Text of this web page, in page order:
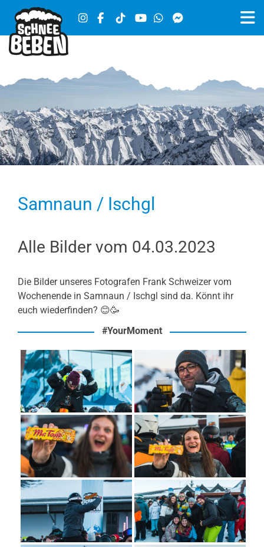
Samnaun / Ischgl
Alle Bilder vom 04.03.2023
Die Bilder unseres Fotografen Frank Schweizer vom
Wochenende in Samnaun / Ischgl sind da. Könnt ihr
euch wiederfinden? 😊🥳
#YourMoment